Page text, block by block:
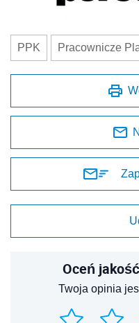
PPK Pracownicze
Oceń
Twoja opinia